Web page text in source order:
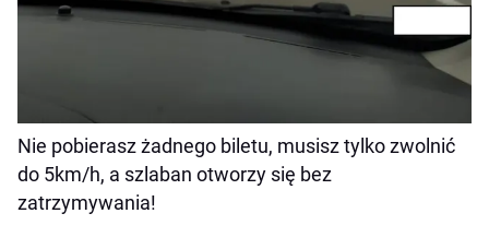
Nie pobierasz żadnego biletu, musisz tylko zwolnić
do 5km/h, a szlaban otworzy się bez
zatrzymywania!